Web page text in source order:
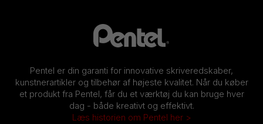
Pentel er din garanti for innovative skriveredskaber,
kunstnerartikler og tilbehør af højeste kvalitet. Når du køber
et produkt fra Pentel, får du et værktøj du kan bruge hver
dag - både kreativt og effektivt.
Læs historien om Pentel her >